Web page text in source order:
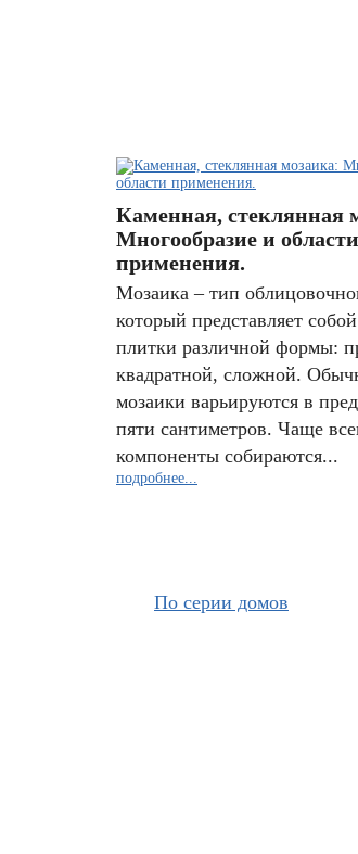
Каменная, стеклянная
Многообразие и области
применения.
Мозаика – тип
который представляет
плитки различной формы:
квадратной, сложной.
мозаики варьируются в
пяти сантиметров. Чаще
компоненты собираются...
подробнее...
По серии домов